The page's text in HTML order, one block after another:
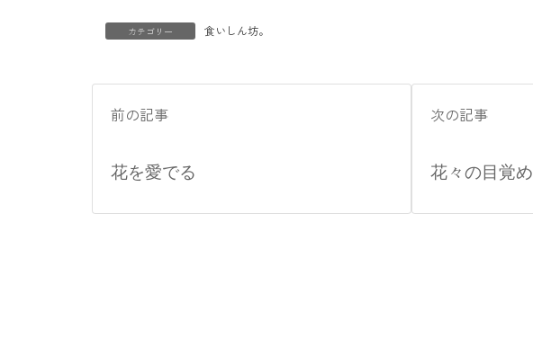
カテゴリー 食いしん坊。
前の記事
花を愛でる
次の記事
花々の目覚め